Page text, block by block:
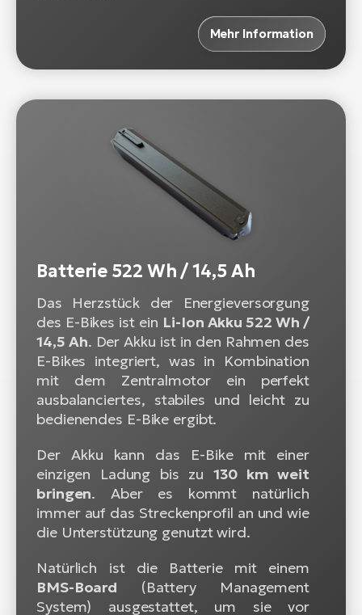
Mehr Information
Batterie 522 Wh / 14,5 Ah
Das Herzstück der Energieversorgung
des E-Bikes ist ein Li-Ion Akku 522 Wh /
14,5 Ah. Der Akku ist in den Rahmen des
E-Bikes integriert, was in Kombination
mit dem Zentralmotor ein perfekt
ausbalanciertes, stabiles und leicht zu
bedienendes E-Bike ergibt.
Der Akku kann das E-Bike mit einer
einzigen Ladung bis zu 130 km weit
bringen. Aber es kommt natürlich
immer auf das Streckenprofil an und wie
die Unterstützung genutzt wird.
Natürlich ist die Batterie mit einem
BMS-Board (Battery Management
System) ausgestattet, um sie vor